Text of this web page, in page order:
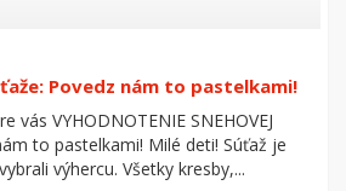
Povedz nám to pastelkami!
vás VYHODNOTENIE SNEHOVEJ
to pastelkami! Milé deti! Súťaž je
výhercu. Všetky kresby,...